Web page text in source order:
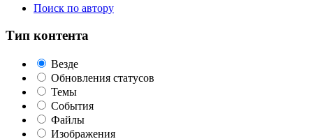
Поиск по автору
Тип контента
Везде
Обновления статусов
Темы
События
Файлы
Изображения